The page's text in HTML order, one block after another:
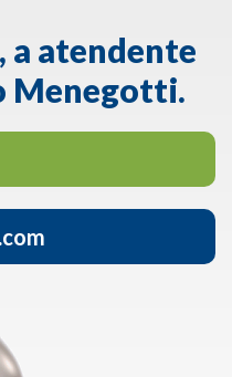
a atendente
Menegotti.